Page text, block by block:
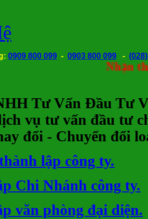
0909 800 099 - 0903 800 099 -
Nhận thành
Tư Vấn Đầu Tư
vụ tư vấn đầu tư
đổi - Chuyển đổi
lập công ty.
Chi Nhánh công ty.
văn phòng đại diện.